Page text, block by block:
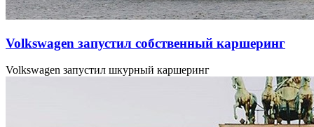
Volkswagen запустил собственный каршеринг
Volkswagen запустил шкурный каршеринг